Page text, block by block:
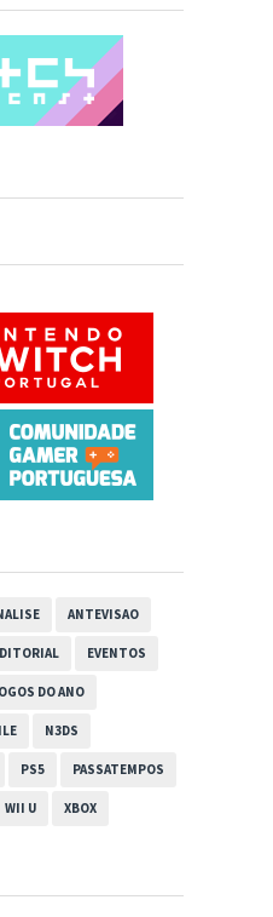
ANTEVISAO
EVENTOS
DO ANO
N3DS
PS5 PASSATEMPOS
WII U XBOX